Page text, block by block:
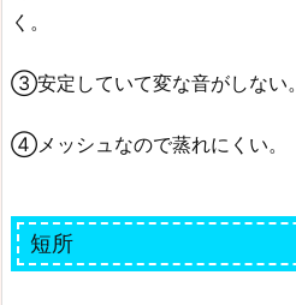
く。
③安定していて変な音がしない。
④メッシュなので蒸れにくい。
短所